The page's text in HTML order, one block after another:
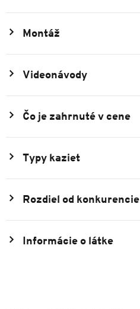
Montáž
Videonávody
Čo je zahrnuté v cene
Typy kaziet
Rozdiel od konkurencie
Informácie o látke